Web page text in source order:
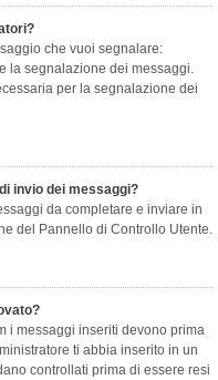
che vuoi segnalare:
la segnalazione dei messaggi.
per la segnalazione dei
invio dei messaggi?
da completare e inviare in
del Pannello di Controllo Utente.
i messaggi inseriti devono prima
ti abbia inserito in un
controllati prima di essere resi